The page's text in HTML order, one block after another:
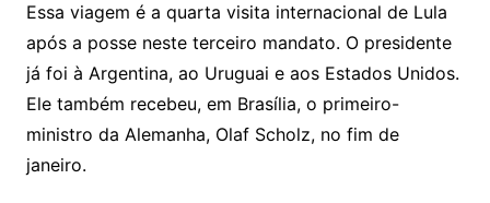
Essa viagem é a quarta visita internacional de Lula
após a posse neste terceiro mandato. O presidente
já foi à Argentina, ao Uruguai e aos Estados Unidos.
Ele também recebeu, em Brasília, o primeiro-
ministro da Alemanha, Olaf Scholz, no fim de
janeiro.